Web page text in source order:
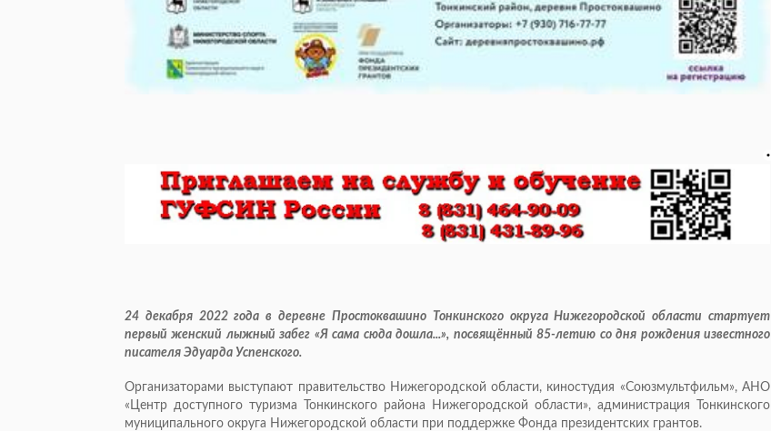
24 декабря 2022 года в деревне Простоквашино Тонкинского округа Нижегородской области стартует
первый женский лыжный забег «Я сама сюда дошла...», посвящённый 85-летию со дня рождения известного
писателя Эдуарда Успенского.
Организаторами выступают правительство Нижегородской области, киностудия «Союзмультфильм», АНО
«Центр доступного туризма Тонкинского района Нижегородской области», администрация Тонкинского
муниципального округа Нижегородской области при поддержке Фонда президентских грантов.